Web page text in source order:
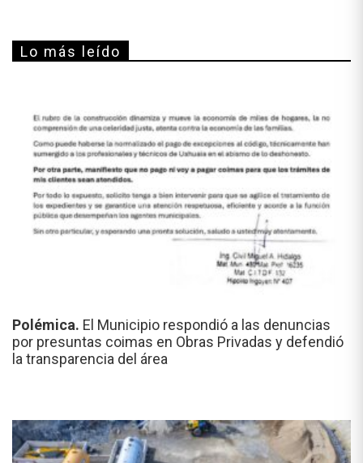
Lo más leído
Polémica. El Municipio respondió a las denuncias
por presuntas coimas en Obras Privadas y defendió
la transparencia del área